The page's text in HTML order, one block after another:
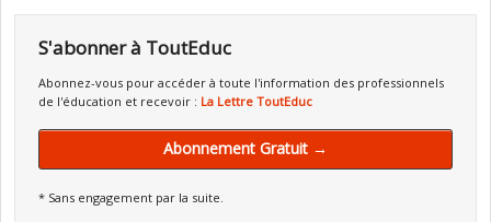
S'abonner à ToutEduc
Abonnez-vous pour accéder à toute l'information des professionnels
de l'éducation et recevoir : La Lettre ToutEduc
Abonnement Gratuit →
* Sans engagement par la suite.